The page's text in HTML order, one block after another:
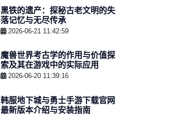
黑铁的遗产：探秘古老文明的失
落记忆与无尽传承
2026-06-21 11:42:59
魔兽世界考古学的作用与价值探
索及其在游戏中的实际应用
2026-06-20 11:39:16
韩服地下城与勇士手游下载官网
最新版本介绍与安装指南